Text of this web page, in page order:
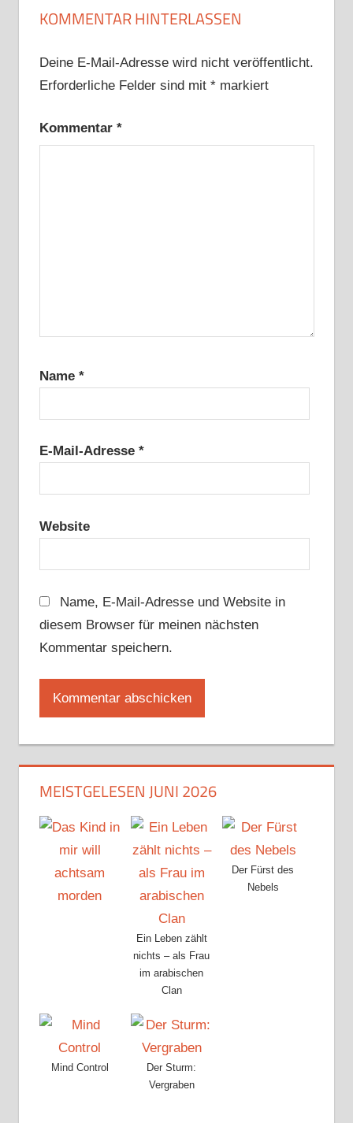
KOMMENTAR HINTERLASSEN
Deine E-Mail-Adresse wird nicht veröffentlicht.
Erforderliche Felder sind mit *markiert
Kommentar *
Name *
E-Mail-Adresse *
Website
Name, E-Mail-Adresse und Website in
diesem Browser für meinen nächsten
Kommentar speichern.
MEISTGELESEN JUNI 2026
Ein Leben zählt
nichts – als Frau
im arabischen
Clan
Der Fürst des
Nebels
Mind Control
Der Sturm:
Vergraben